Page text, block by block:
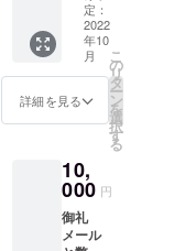
信サイト運
営
定：
2022
年10
月
詳細を見る
こ
の
リ
タ
ー
ン
を
選
択
す
る
10,
000 円
御礼
メール